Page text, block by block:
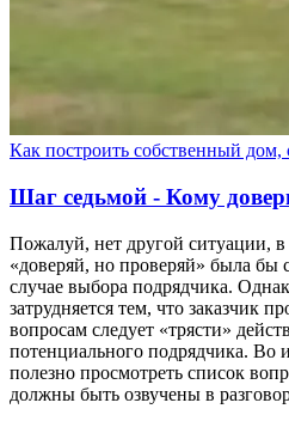
Как построить собственный дом,
Шаг седьмой - Кому
Пожалуй, нет другой ситуации, в
«доверяй, но проверяй» была бы
случае выбора подрядчика.
затрудняется тем, что заказчик
вопросам следует «трясти»
потенциального подрядчика. Во
полезно просмотреть список
должны быть озвучены в